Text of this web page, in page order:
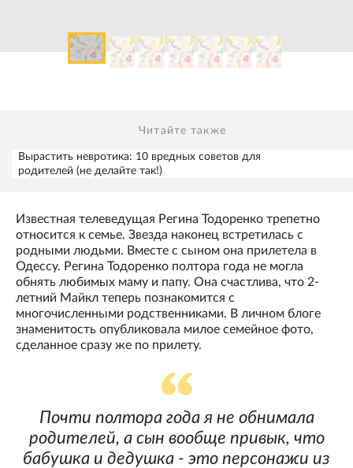
Читайте также
Вырастить невротика: 10 вредных советов для
родителей (не делайте так!)
Известная телеведущая Регина Тодоренко трепетно
относится к семье. Звезда наконец встретилась с
родными людьми. Вместе с сыном она прилетела в
Одессу. Регина Тодоренко полтора года не могла
обнять любимых маму и папу. Она счастлива, что 2-
летний Майкл теперь познакомится с
многочисленными родственниками. В личном блоге
знаменитость опубликовала милое семейное фото,
сделанное сразу же по прилету.
Почти полтора года я не обнимала
родителей, а сын вообще привык, что
бабушка и дедушка - это персонажи из